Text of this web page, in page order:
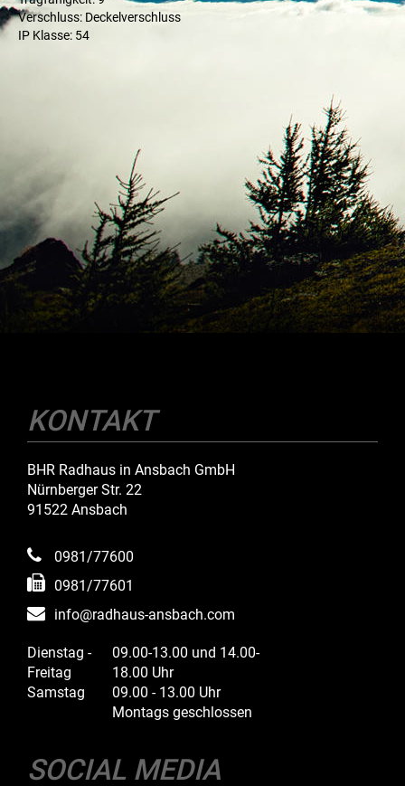
Verschluss: Deckelverschluss
IP Klasse: 54
KONTAKT
BHR Radhaus in Ansbach GmbH
Nürnberger Str. 22
91522 Ansbach
0981/77600
0981/77601
info@radhaus-ansbach.com
Dienstag -
Freitag
09.00-13.00 und 14.00-
18.00 Uhr
Samstag
09.00 - 13.00 Uhr
Montags geschlossen
SOCIAL MEDIA